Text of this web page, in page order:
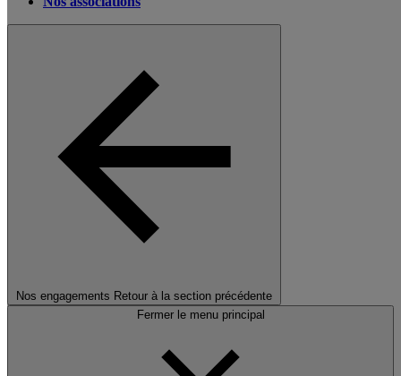
Nos engagements Retour à la section précédente
Fermer le menu principal